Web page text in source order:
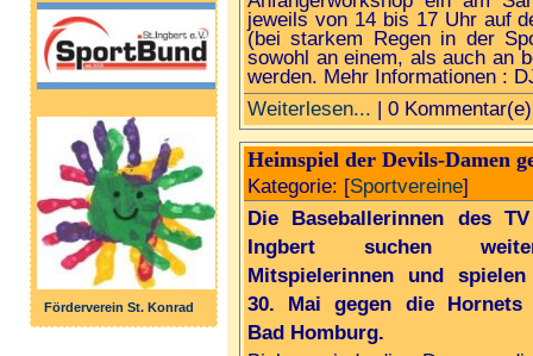
Förderverein St. Konrad
jeweils von 14 bis 17 Uhr auf
(bei starkem Regen in der
sowohl an einem, als auch an
werden. Mehr Informationen :
Weiterlesen... | 0 Kommentar(e)
Heimspiel der Devils-Damen
Kategorie: [Sportvereine]
Die Baseballerinnen des
Ingbert suchen
Mitspielerinnen und
30. Mai gegen die Hornets
Bad Homburg.